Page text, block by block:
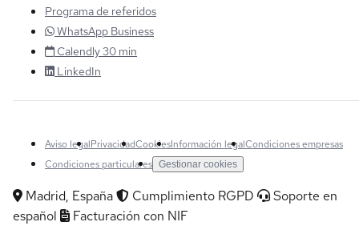
Programa de referidos
WhatsApp Business
Calendly 30 min
LinkedIn
Aviso legalPrivacidadCookiesInformación legalCondiciones empresas
Condiciones particulares Gestionar cookies
Madrid, España Cumplimiento RGPD
Soporte en
español
Facturación con NIF